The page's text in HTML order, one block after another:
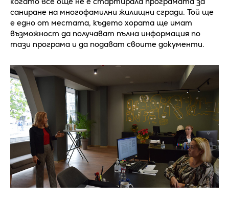
саниране на многофамилни жилищни сгради. Той ще
е едно от местата, където хората ще имат
възможност да получават пълна информация по
тази програма и да подават своите документи.